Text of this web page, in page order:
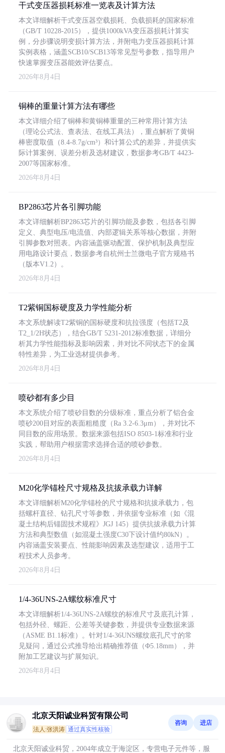
干式变压器损耗标准一览表及计算方法
本文详细解析干式变压器空载损耗、负载损耗的国家标准
（GB/T 10228-2015），提供1000kVA变压器损耗计算实
例，分步骤说明变损计算方法，并附电力变压器损耗计算
实例表格，涵盖SCB10/SCB13等常见型号参数，指导用户
快速掌握变压器能效评估要点。
2026年8月4日
铜棒的重量计算方法有哪些
本文详细介绍了铜棒和黄铜棒重量的三种常用计算方法
（理论公式法、查表法、在线工具法），重点解析了黄铜
棒密度取值（8.4-8.7g/cm³）和计算公式的差异，并提供实
际计算案例、误差分析及选材建议，数据参考GB/T 4423-
2007等国家标准。
2026年8月4日
BP2863芯片各引脚功能
本文详细解析BP2863芯片的引脚功能及参数，包括各引脚
定义、典型电压/电流值、内部逻辑关系等核心数据，并附
引脚参数对照表。内容涵盖驱动配置、保护机制及典型应
用电路设计要点，数据参考自杭州士兰微电子官方规格书
（版本V1.2）。
2026年8月4日
T2紫铜国标硬度及力学性能分析
本文系统解读T2紫铜的国标硬度和抗拉强度（包括T2及
T2_1/2H状态），结合GB/T 5231-2012标准数据，详细分
析其力学性能指标及影响因素，并对比不同状态下的金属
特性差异，为工业选材提供参考。
2026年8月4日
喷砂都有多少目
本文系统介绍了喷砂目数的分级标准，重点分析了铝合金
喷砂200目对应的表面粗糙度（Ra 3.2-6.3μm），并对比不
同目数的应用场景。数据来源包括ISO 8503-1标准和行业
实践，帮助用户根据需求选择合适的喷砂参数。
2026年8月4日
M20化学锚栓尺寸规格及抗拔承载力详解
本文详细解析M20化学锚栓的尺寸规格和抗拔承载力，包
括螺杆直径、钻孔尺寸等参数，并依据专业标准（如《混
凝土结构后锚固技术规程》JGJ 145）提供抗拔承载力计算
方法和典型数值（如混凝土强度C30下设计值约80kN）。
内容涵盖安装要点、性能影响因素及选型建议，适用于工
程技术人员参考。
2026年8月4日
1/4-36UNS-2A螺纹标准尺寸
本文详细解析1/4-36UNS-2A螺纹的标准尺寸及底孔计算，
包括外径、螺距、公差等关键参数，并提供专业数据来源
（ASME B1.1标准）。针对1/4-36UNS螺纹底孔尺寸的常
见疑问，通过公式推导给出精确推荐值（Φ5.18mm），并
附加工艺建议与扩展知识。
2026年8月4日
北京天阳诚业科贸有限公司
法人:张洪涛 通过真实性核验
咨询 进店
北京天阳诚业科贸，2004年成立于海淀区，专营电子元件等，服